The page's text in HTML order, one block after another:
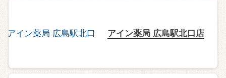
アイン薬局 広島駅北口店